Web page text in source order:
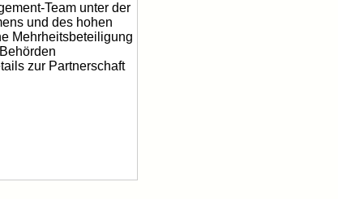
Team unter der
und des hohen
Mehrheitsbeteiligung
zur Partnerschaft